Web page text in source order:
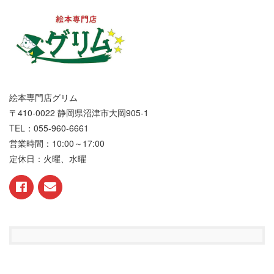
絵本専門店グリム
〒410-0022 静岡県沼津市大岡905-1
TEL：055-960-6661
営業時間：10:00～17:00
定休日：火曜、水曜